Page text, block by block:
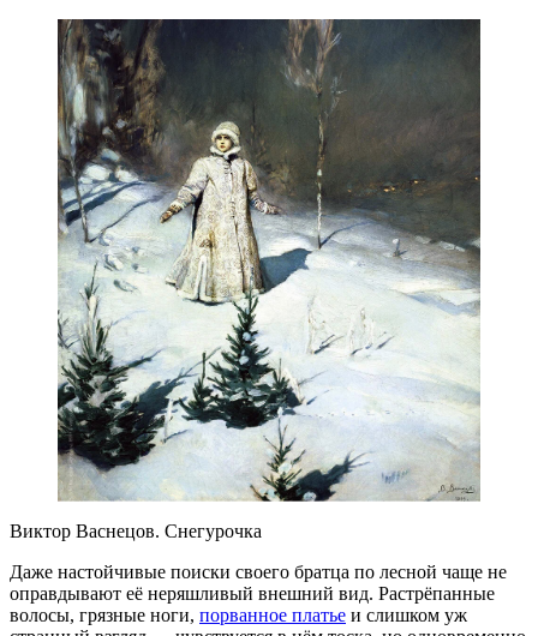
Виктор Васнецов. Снегурочка
Даже настойчивые поиски своего братца по лесной чаще не
оправдывают её неряшливый внешний вид. Растрёпанные
волосы, грязные ноги, порванное платье и слишком уж